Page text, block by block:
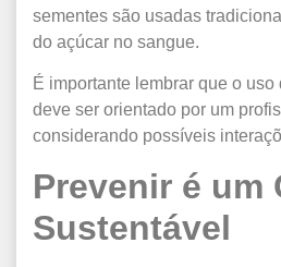
sementes são usadas
do açúcar no sangue.
É importante lembrar que o
deve ser orientado por um
considerando possíveis
Prevenir é um
Sustentável